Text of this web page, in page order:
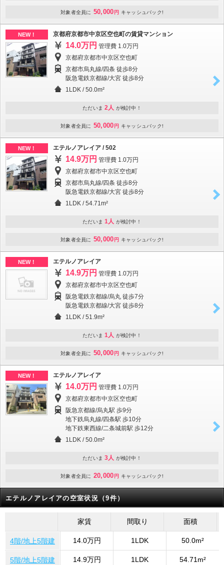
対象者全員に 50,000 円 キャッシュバック!
NEW！ 京都府京都市中京区空也町の賃貸マンション
14.0万円 管理費 1.0万円
京都府京都市中京区空也町
京都市烏丸線/四条 徒歩8分
阪急電鉄京都線/大宮 徒歩8分
1LDK /50.0m²
ただいま 2人 が検討中！
対象者全員に 50,000 円 キャッシュバック!
NEW！ エテルノアレイア / 502
14.9万円 管理費 1.0万円
京都府京都市中京区空也町
京都市烏丸線/四条 徒歩8分
阪急電鉄京都線/大宮 徒歩8分
1LDK /54.71m²
ただいま 1人 が検討中！
対象者全員に 50,000 円 キャッシュバック!
NEW！ エテルノアレイア
14.9万円 管理費 1.0万円
京都府京都市中京区空也町
阪急電鉄京都線/烏丸 徒歩7分
阪急電鉄京都線/大宮 徒歩8分
1LDK /51.9m²
ただいま 1人 が検討中！
対象者全員に 50,000 円 キャッシュバック!
NEW！ エテルノアレイア
14.0万円 管理費 1.0万円
京都府京都市中京区空也町
阪急京都線/烏丸駅 歩9分
地下鉄烏丸線/四条駅 歩10分
地下鉄東西線/二条城前駅 歩12分
1LDK /50.0m²
ただいま 3人 が検討中！
対象者全員に 20,000 円 キャッシュバック!
エテルノアレイアの空室状況（9件）
家賃 間取り 面積
4階/地上5階建 14.0万円 1LDK 50.0m²
5階/地上5階建 14.9万円 1LDK 54.71m²